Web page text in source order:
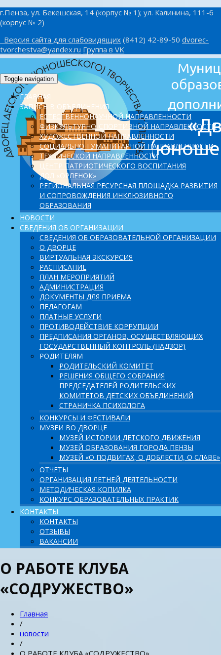
г.Пенза, ул. Бекешская, 14 (корпус № 1); ул. Калинина, 111-б
(корпус № 2)
Версия сайта для слабовидящих (8412) 42-89-50 dvorec-
tvorchestva@yandex.ru Группа в VK
Toggle navigation
ГЛАВНАЯ
ЗАПИСЬ В ОБЪЕДИНЕНИЯ
ЕСТЕСТВЕННОНАУЧНОЙ НАПРАВЛЕННОСТИ
ФИЗКУЛЬТУРНО-СПОРТИВНОЙ НАПРАВЛЕННОСТИ
ХУДОЖЕСТВЕННОЙ НАПРАВЛЕННОСТИ
СОЦИАЛЬНО-ГУМАНИТАРНОЙ НАПРАВЛЕННОСТИ
ТЕХНИЧЕСКОЙ НАПРАВЛЕННОСТИ
ЦЕНТР ПАТРИОТИЧЕСКОГО ВОСПИТАНИЯ
ДОЛ «ОРЛЕНОК»
PЕГИОНАЛЬНАЯ РЕСУРСНАЯ ПЛОЩАДКА РАЗВИТИЯ
И СОПРОВОЖДЕНИЯ ИНКЛЮЗИВНОГО
ОБРАЗОВАНИЯ
НОВОСТИ
СВЕДЕНИЯ ОБ ОРГАНИЗАЦИИ
СВЕДЕНИЯ ОБ ОБРАЗОВАТЕЛЬНОЙ ОРГАНИЗАЦИИ
О ДВОРЦЕ
ВИРТУАЛЬНАЯ ЭКСКУРСИЯ
РАСПИСАНИЕ
ПЛАН МЕРОПРИЯТИЙ
АДМИНИСТРАЦИЯ
ДОКУМЕНТЫ ДЛЯ ПРИЕМА
ПЕДАГОГАМ
ПЛАТНЫЕ УСЛУГИ
ПРОТИВОДЕЙСТВИЕ КОРРУПЦИИ
ПРЕДПИСАНИЯ ОРГАНОВ, ОСУЩЕСТВЛЯЮЩИХ
ГОСУДАРСТВЕННЫЙ КОНТРОЛЬ (НАДЗОР)
РОДИТЕЛЯМ
РОДИТЕЛЬСКИЙ КОМИТЕТ
РЕШЕНИЯ ОБЩЕГО СОБРАНИЯ
ПРЕДСЕДАТЕЛЕЙ РОДИТЕЛЬСКИХ
КОМИТЕТОВ ДЕТСКИХ ОБЪЕДИНЕНИЙ
СТРАНИЧКА ПСИХОЛОГА
КОНКУРСЫ И ФЕСТИВАЛИ
МУЗЕИ ВО ДВОРЦЕ
МУЗЕЙ ИСТОРИИ ДЕТСКОГО ДВИЖЕНИЯ
МУЗЕЙ ОБРАЗОВАНИЯ ГОРОДА ПЕНЗЫ
МУЗЕЙ «О ПОДВИГАХ, О ДОБЛЕСТИ, О СЛАВЕ»
ОТЧЕТЫ
ОРГАНИЗАЦИЯ ЛЕТНЕЙ ДЕЯТЕЛЬНОСТИ
МЕТОДИЧЕСКАЯ КОПИЛКА
КОНКУРС ОБРАЗОВАТЕЛЬНЫХ ПРАКТИК
КОНТАКТЫ
КОНТАКТЫ
ОТЗЫВЫ
ВАКАНСИИ
О РАБОТЕ КЛУБА
«СОДРУЖЕСТВО»
Главная
/
новости
/